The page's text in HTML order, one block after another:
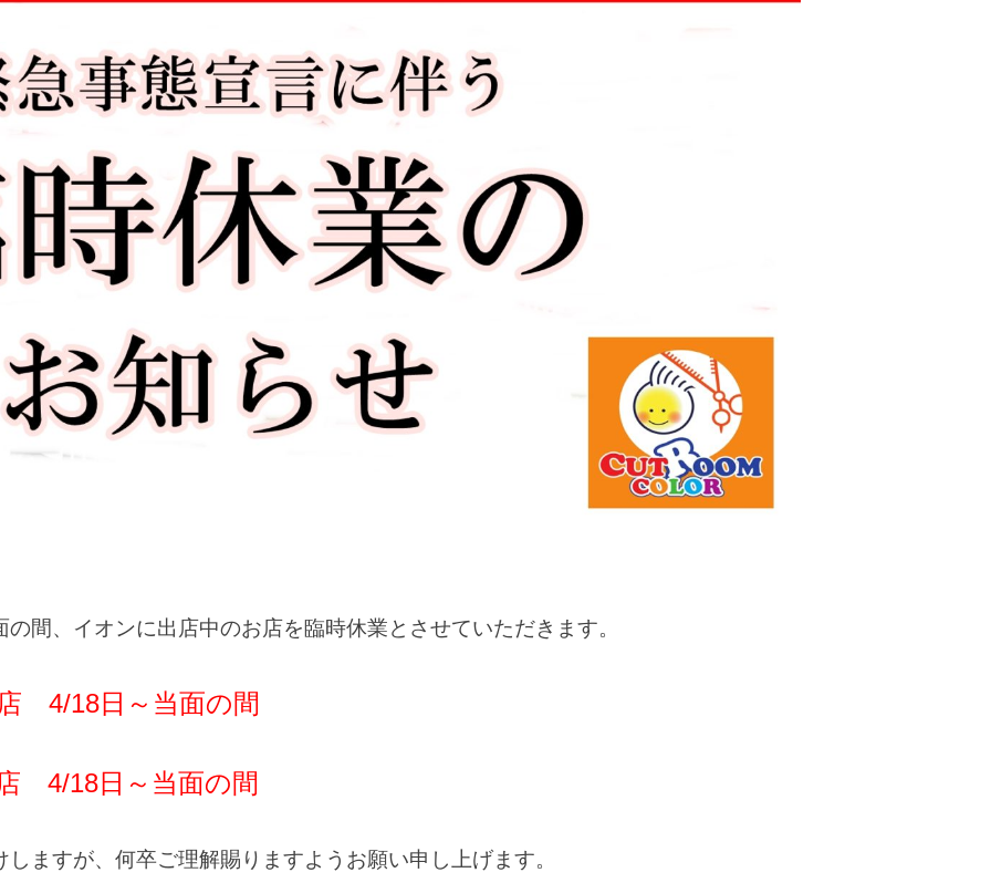
間、イオンに出店中のお店を臨時休業とさせていただきます。
4/18日～当面の間
4/18日～当面の間
ますが、何卒ご理解賜りますようお願い申し上げます。